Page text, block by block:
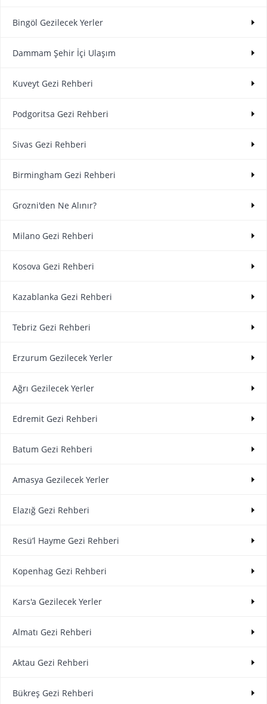
Bingöl Gezilecek Yerler
Dammam Şehir İçi Ulaşım
Kuveyt Gezi Rehberi
Podgoritsa Gezi Rehberi
Sivas Gezi Rehberi
Birmingham Gezi Rehberi
Grozni'den Ne Alınır?
Milano Gezi Rehberi
Kosova Gezi Rehberi
Kazablanka Gezi Rehberi
Tebriz Gezi Rehberi
Erzurum Gezilecek Yerler
Ağrı Gezilecek Yerler
Edremit Gezi Rehberi
Batum Gezi Rehberi
Amasya Gezilecek Yerler
Elazığ Gezi Rehberi
Resü’l Hayme Gezi Rehberi
Kopenhag Gezi Rehberi
Kars'a Gezilecek Yerler
Almatı Gezi Rehberi
Aktau Gezi Rehberi
Bükreş Gezi Rehberi